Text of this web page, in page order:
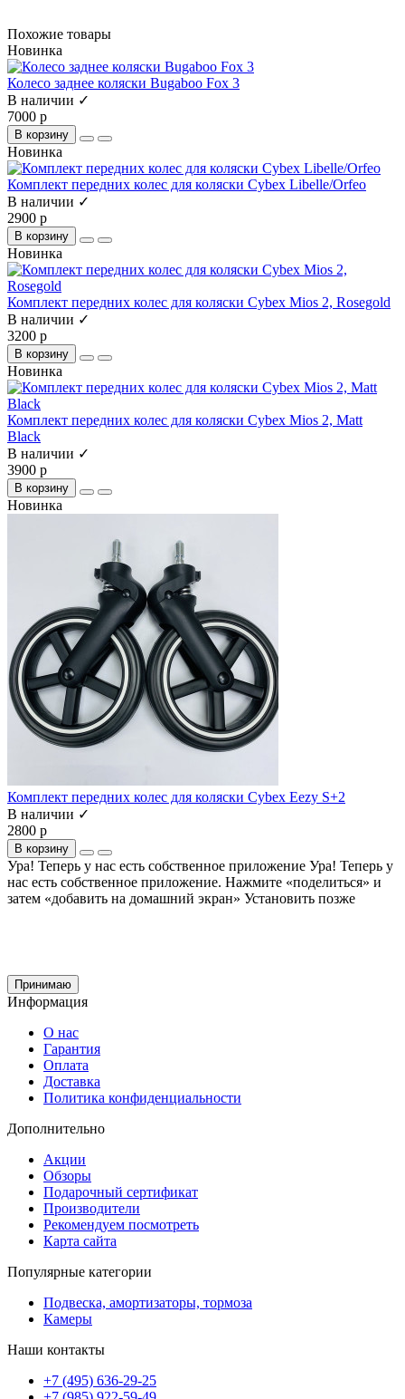
Похожие товары
Новинка
Колесо заднее коляски Bugaboo Fox 3
В наличии ✓
7000 р
В корзину
Новинка
Комплект передних колес для коляски Cybex Libelle/Orfeo
В наличии ✓
2900 р
В корзину
Новинка
Комплект передних колес для коляски Cybex Mios 2, Rosegold
В наличии ✓
3200 р
В корзину
Новинка
Комплект передних колес для коляски Cybex Mios 2, Matt
Black
В наличии ✓
3900 р
В корзину
Новинка
Комплект передних колес для коляски Cybex Eezy S+2
В наличии ✓
2800 р
В корзину
Ура! Теперь у нас есть собственное приложение Ура! Теперь у
нас есть собственное приложение. Нажмите «поделиться» и
затем «добавить на домашний экран» Установить позже
Принимаю
Информация
О нас
Гарантия
Оплата
Доставка
Политика конфиденциальности
Дополнительно
Акции
Обзоры
Подарочный сертификат
Производители
Рекомендуем посмотреть
Карта сайта
Популярные категории
Подвеска, амортизаторы, тормоза
Камеры
Наши контакты
+7 (495) 636-29-25